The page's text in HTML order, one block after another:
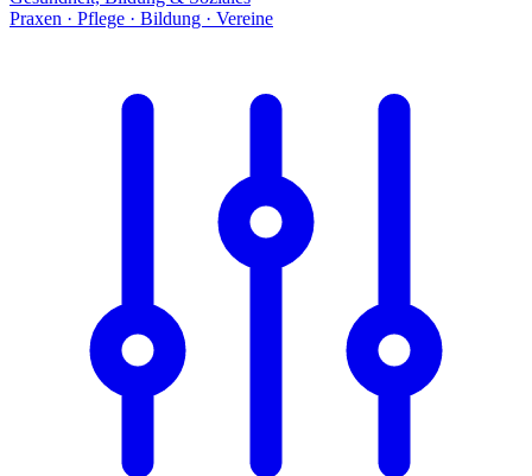
Praxen · Pflege · Bildung · Vereine